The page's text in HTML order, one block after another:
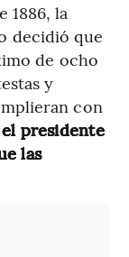
1886, la
decidió que
de ocho
y
con
presidente
las